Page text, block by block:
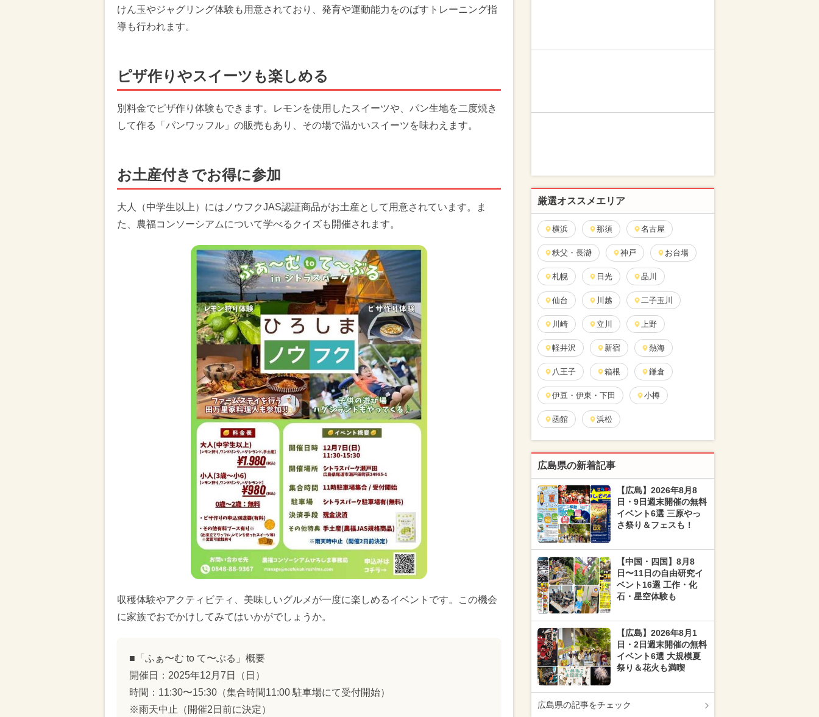
けん玉やジャグリング体験も用意されており、発育や運動能力をのばすトレーニング指
導も行われます。
ピザ作りやスイーツも楽しめる
別料金でピザ作り体験もできます。レモンを使用したスイーツや、パン生地を二度焼き
して作る「パンワッフル」の販売もあり、その場で温かいスイーツを味わえます。
お土産付きでお得に参加
大人（中学生以上）にはノウフクJAS認証商品がお土産として用意されています。ま
た、農福コンソーシアムについて学べるクイズも開催されます。
収穫体験やアクティビティ、美味しいグルメが一度に楽しめるイベントです。この機会
に家族でおでかけしてみてはいかがでしょうか。
■「ふぁ〜む to て〜ぶる」概要
開催日：2025年12月7日（日）
時間：11:30〜15:30（集合時間11:00 駐車場にて受付開始）
※雨天中止（開催2日前に決定）
厳選オススメエリア
横浜 那須 名古屋
秩父・長瀞 神戸 お台場
札幌 日光 品川
仙台 川越 二子玉川
川崎 立川 上野
軽井沢 新宿 熱海
八王子 箱根 鎌倉
伊豆・伊東・下田 小樽
函館 浜松
広島県の新着記事
【広島】2026年8月8
日・9日週末開催の無料
イベント6選 三原やっ
さ祭り＆フェスも！
【中国・四国】8月8
日〜11日の自由研究イ
ベント16選 工作・化
石・星空体験も
【広島】2026年8月1
日・2日週末開催の無料
イベント6選 大規模夏
祭り＆花火も満喫
広島県の記事をチェック